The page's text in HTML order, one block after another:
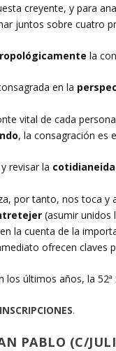
creyente, y para
juntos sobre cuatro
la
en la
vital de cada
, la consagración es
revisar la
por tanto, nos toca
(asumir unidos
la cuenta de la
ofrecen claves
los últimos años, la
.
PABLO (C/